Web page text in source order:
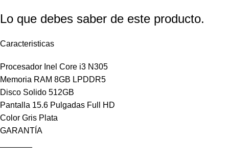
Lo que debes saber de este producto.
Caracteristicas
Procesador Inel Core i3 N305
Memoria RAM 8GB LPDDR5
Disco Solido 512GB
Pantalla 15.6 Pulgadas Full HD
Color Gris Plata
GARANTÍA